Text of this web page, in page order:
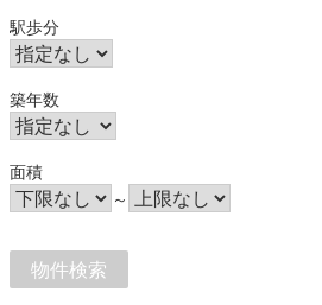
駅歩分
築年数
面積
～